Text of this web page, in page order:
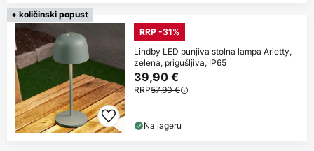
+ količinski popust
RRP -31%
Lindby LED punjiva stolna lampa Arietty,
zelena, prigušljiva, IP65
39,90 €
RRP57,90 €
Na lageru